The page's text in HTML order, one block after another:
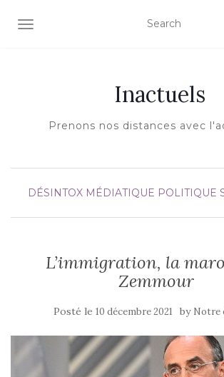
AFFICHER/MASQUER LA NAVIGATION
Inactuels
Prenons nos distances avec
DÉSINTOX MÉDIATIQUE POLITIQUE
L’immigration, la
Zemmour
Posté le 10 décembre 2021 by Notre